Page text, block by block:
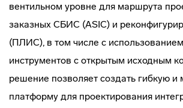
вентильном уровне для маршрута
заказных СБИС (ASIC) и
(ПЛИС), в том числе с
инструментов с открытым исходным
решение позволяет создать гибкую
платформу для проектирования